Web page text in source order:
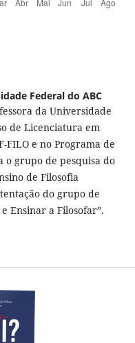
Federal do ABC
da Universidade
de Licenciatura em
FILO e no Programa de
o grupo de pesquisa do
de Filosofia
do grupo de
Ensinar a Filosofar”.